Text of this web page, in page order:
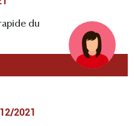
du
2021